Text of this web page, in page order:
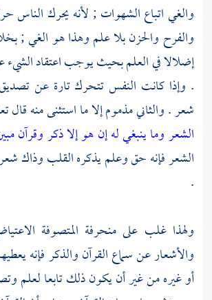
والغي اتباع الشهوات ; لأنه يحرك الناس
والفرح والحزن بلا علم وهذا هو الغي ;
إضلالا في العلم بحيث يوجب اعتقاد
. وإذا كانت النفس تتحرك تارة عن
شعر . والثاني مذموم إلا ما استثنى منه قال
الشعر وما ينبغي له إن هو إلا ذكر وقرآن
الشعر فإنه حق وعلم يذكره القلب وذاك
.
ولهذا غلب على منحرفة المتصوفة
والأشعار عن سماع القرآن والذكر فإنه
أو غيره من غير أن يكون ذلك تابعا لعلم